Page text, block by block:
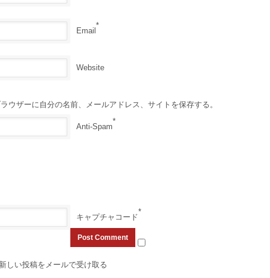
Email
*
Website
ウザーに自分の名前、メールアドレス、サイトを保存する。
Anti-Spam
*
キャプチャコード
*
新しい投稿をメールで受け取る